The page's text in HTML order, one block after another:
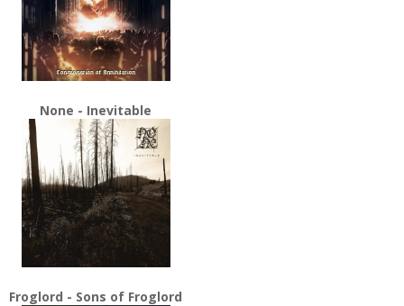
None - Inevitable
Froglord - Sons of Froglord